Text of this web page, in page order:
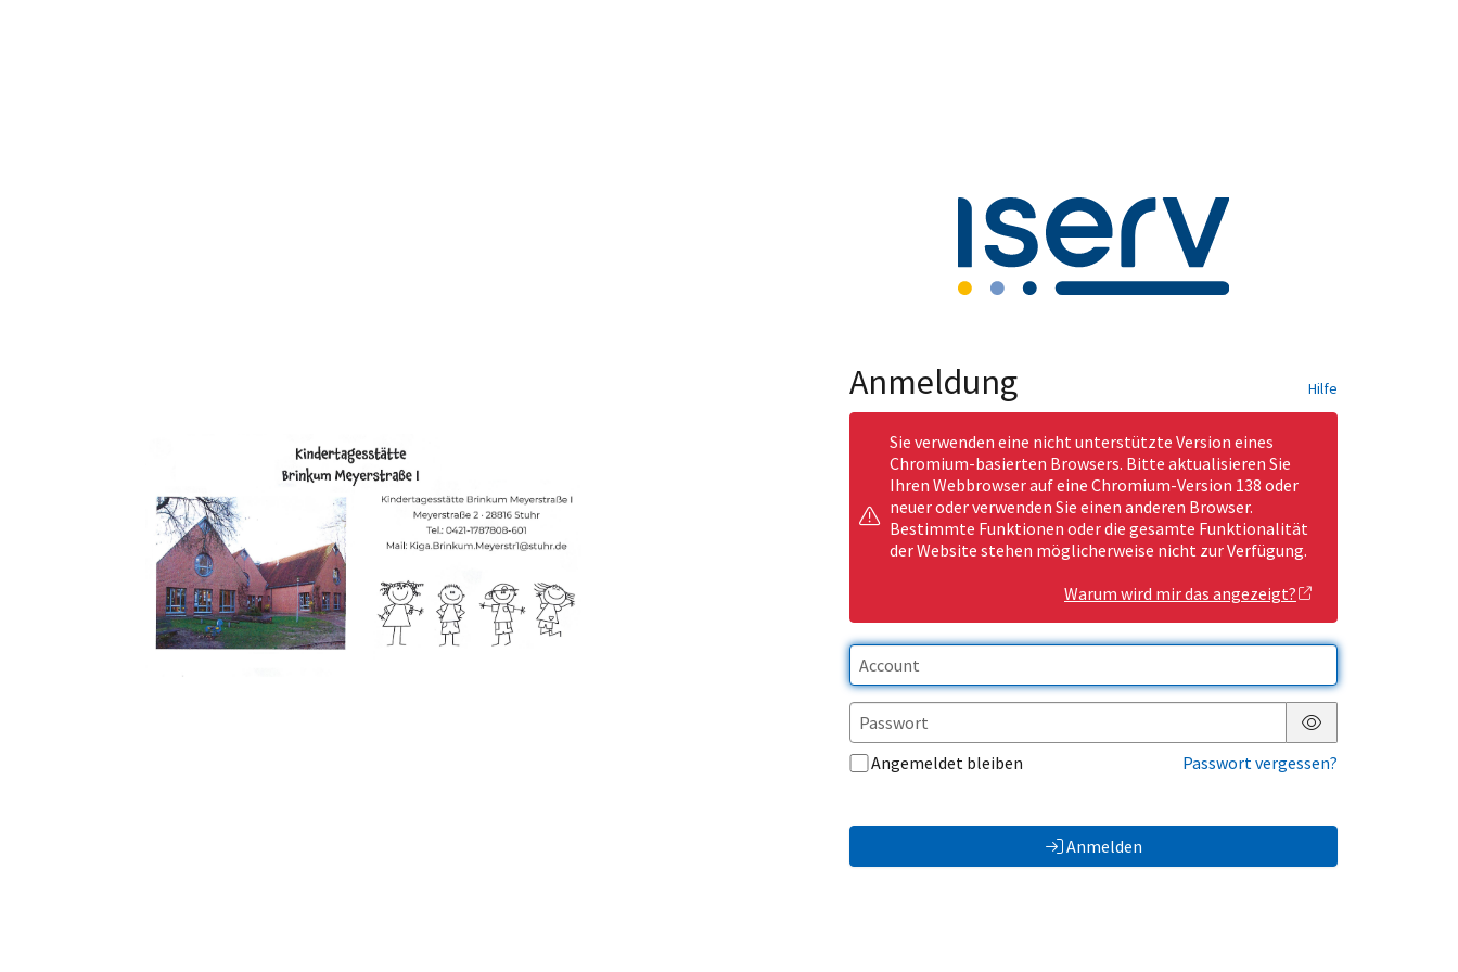
Anmeldung Hilfe
Sie verwenden eine nicht unterstützte Version eines
Chromium-basierten Browsers. Bitte aktualisieren Sie
Ihren Webbrowser auf eine Chromium-Version 138 oder
neuer oder verwenden Sie einen anderen Browser.
Bestimmte Funktionen oder die gesamte Funktionalität
der Website stehen möglicherweise nicht zur Verfügung.
Warum wird mir das angezeigt?
Passwort anzeigen
Angemeldet bleiben
Passwort vergessen?
Anmelden